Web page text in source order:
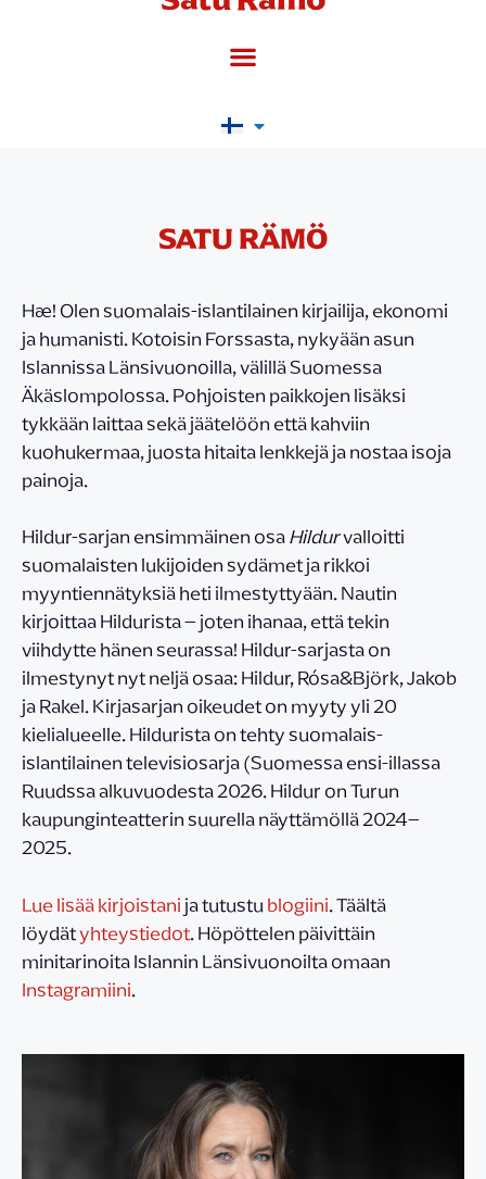
SATU RÄMÖ
Hæ! Olen suomalais-islantilainen kirjailija, ekonomi
ja humanisti. Kotoisin Forssasta, nykyään asun
Islannissa Länsivuonoilla, välillä Suomessa
Äkäslompolossa. Pohjoisten paikkojen lisäksi
tykkään laittaa sekä jäätelöön että kahviin
kuohukermaa, juosta hitaita lenkkejä ja nostaa isoja
painoja.
Hildur-sarjan ensimmäinen osaHildurvalloitti
suomalaisten lukijoiden sydämet ja rikkoi
myyntiennätyksiä heti ilmestyttyään. Nautin
kirjoittaa Hildurista – joten ihanaa, että tekin
viihdytte hänen seurassa! Hildur-sarjasta on
ilmestynyt nyt neljä osaa: Hildur, Rósa&Björk, Jakob
ja Rakel. Kirjasarjan oikeudet on myyty yli 20
kielialueelle. Hildurista on tehty suomalais-
islantilainen televisiosarja (Suomessa ensi-illassa
Ruudssa alkuvuodesta 2026. Hildur on Turun
kaupunginteatterin suurella näyttämöllä 2024–
2025.
Lue lisää kirjoistanija tutustublogiini. Täältä
löydätyhteystiedot. Höpöttelen päivittäin
minitarinoita Islannin Länsivuonoilta omaan
Instagramiini.